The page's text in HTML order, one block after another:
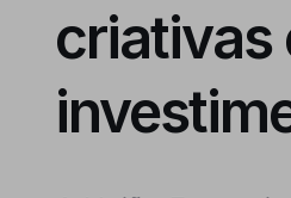
criativas